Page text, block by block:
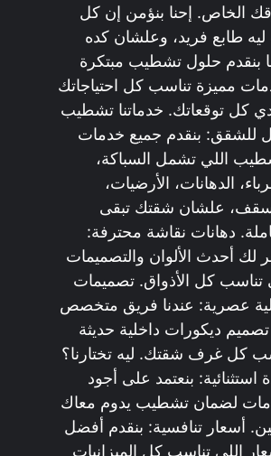
الخاص. إحنا بنؤمن إن كل
ليه طابع فريد، وعلشان كده
بنقدم حلول تشطيب مبتكرة
مميزة تناسب كل احتياجاتك
كل توقعاتك. خدماتنا تشطيب
للشقق: بنقدم جميع خدمات
اللي تشمل السباكة،
الدهانات، الأرضيات،
علشان شقتك تبقى
دهانات نقاشة محترفة:
لك أحدث الألوان والتصميمات
تناسب كل الأذواق. تصميمات
عصرية: عندنا فريق متخصص
ديكورات داخلية حديثة
كل غرف شقتك. ليه تختارنا؟
استثنائية: بنعتمد على أجود
لضمان تشطيب يدوم معاك
أسعار تنافسية: بنقدم أفضل
اللي تناسب كل الميزانيات